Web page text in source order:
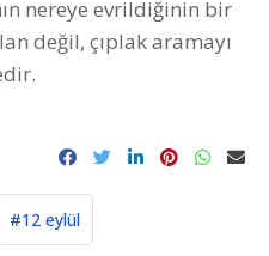
nereye evrildiğinin bir
değil, çıplak aramayı
#12 eylül